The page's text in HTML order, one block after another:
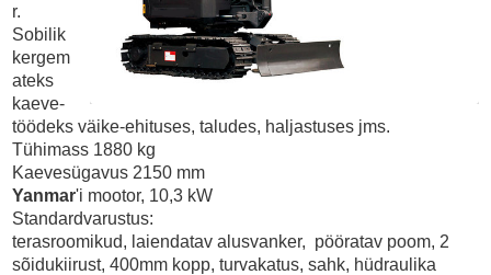
r.
Sobilik
kergem
ateks
kaeve-
töödeks väike-ehituses, taludes, haljastuses jms.
Tühimass 1880 kg
Kaevesügavus 2150 mm
Yanmar'i mootor, 10,3 kW
Standardvarustus:
terasroomikud, laiendatav alusvanker, pööratav poom, 2
sõidukiirust, 400mm kopp, turvakatus, sahk, hüdraulika